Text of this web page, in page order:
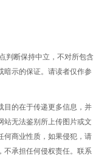
判断保持中立，不对所包含
暗示的保证。请读者仅作参
目的在于传递更多信息，并
站无法鉴别所上传图片或文
何商业性质，如果侵犯，请
不承担任何侵权责任。联系